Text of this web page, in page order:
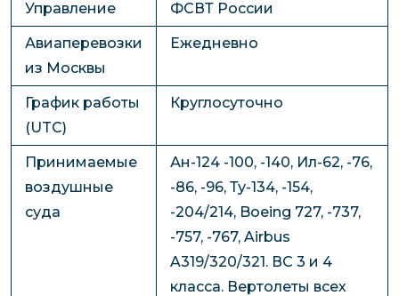
Управление ФСВТ России
Авиаперевозки
из Москвы
Ежедневно
График работы
(UTC)
Круглосуточно
Принимаемые
воздушные
суда
Ан-124 -100, -140, Ил-62, -76,
-86, -96, Ту-134, -154,
-204/214, Boeing 727, -737,
-757, -767, Airbus
A319/320/321. ВС 3 и 4
класса. Вертолеты всех